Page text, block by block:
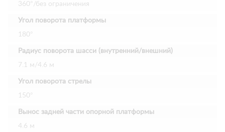
360°/без ограничения
Угол поворота платформы
180°
Радиус поворота шасси (внутренний/внешний)
7.1 м/4.6 м
Угол поворота стрелы
150°
Вынос задней части опорной платформы
4.6 м